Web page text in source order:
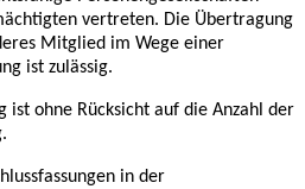
vertreten. Die Übertragung
Mitglied im Wege einer
ist zulässig.
ist ohne Rücksicht auf die Anzahl der
in der